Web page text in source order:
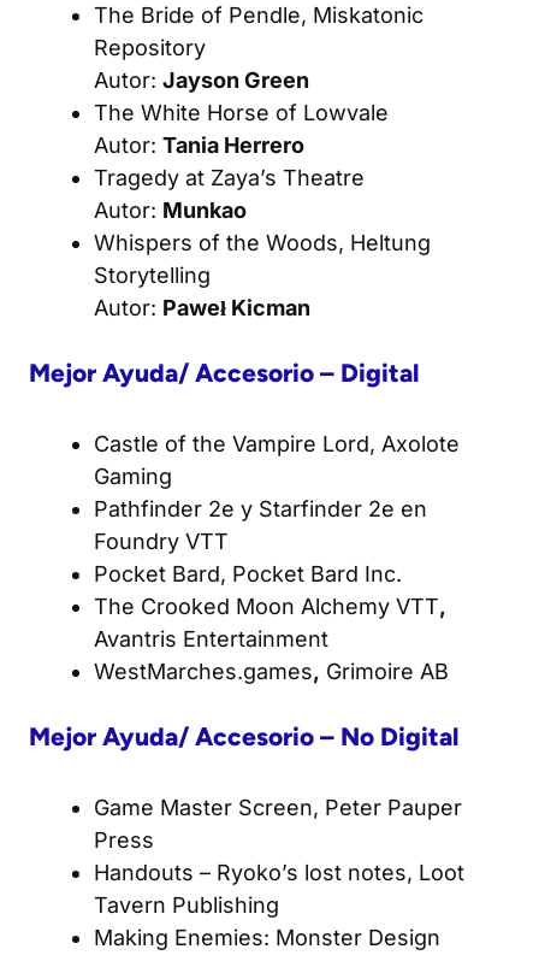
The Bride of Pendle, Miskatonic
Repository
Autor: Jayson Green
The White Horse of Lowvale
Autor: Tania Herrero
Tragedy at Zaya’s Theatre
Autor: Munkao
Whispers of the Woods, Heltung
Storytelling
Autor: Paweł Kicman
Mejor Ayuda/ Accesorio – Digital
Castle of the Vampire Lord, Axolote
Gaming
Pathfinder 2e y Starfinder 2e en
Foundry VTT
Pocket Bard, Pocket Bard Inc.
The Crooked Moon Alchemy VTT,
Avantris Entertainment
WestMarches.games, Grimoire AB
Mejor Ayuda/ Accesorio – No Digital
Game Master Screen, Peter Pauper
Press
Handouts – Ryoko’s lost notes, Loot
Tavern Publishing
Making Enemies: Monster Design